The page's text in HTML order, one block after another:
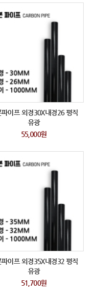
파이프 외경30X내경26 평직
유광
55,000원
파이프 외경35X내경32 평직
유광
51,700원